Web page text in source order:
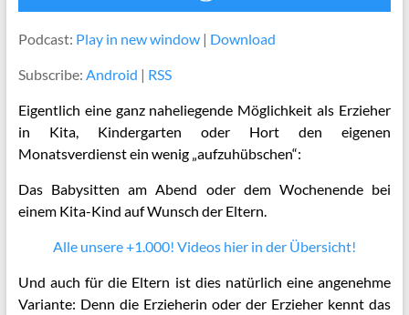
Podcast: Play in new window| Download
Subscribe: Android | RSS
Eigentlich eine ganz naheliegende Möglichkeit als Erzieher
in Kita, Kindergarten oder Hort den eigenen
Monatsverdienst ein wenig „aufzuhübschen“:
Das Babysitten am Abend oder dem Wochenende bei
einem Kita-Kind auf Wunsch der Eltern.
Alle unsere +1.000! Videos hier in der Übersicht!
Und auch für die Eltern ist dies natürlich eine angenehme
Variante: Denn die Erzieherin oder der Erzieher kennt das